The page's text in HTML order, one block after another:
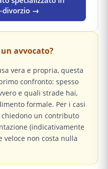
divorzio →
avvocato?
vera e propria, questa
confronto: spesso
e quali strade hai,
formale. Per i casi
un contributo
(indicativamente
veloce non costa nulla